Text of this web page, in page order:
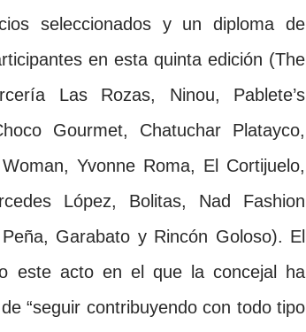
seleccionados y un diploma de
en esta quinta edición (The
Las Rozas, Ninou, Pablete’s
Gourmet, Chatuchar Platayco,
Yvonne Roma, El Cortijuelo,
López, Bolitas, Nad Fashion
Garabato y Rincón Goloso). El
este acto en el que la concejal ha
“seguir contribuyendo con todo tipo